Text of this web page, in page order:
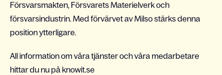
Försvarsmakten, Försvarets Materielverk och
försvarsindustrin. Med förvärvet av Milso stärks denna
position ytterligare.
All information om våra tjänster och våra medarbetare
hittar du nu på knowit.se